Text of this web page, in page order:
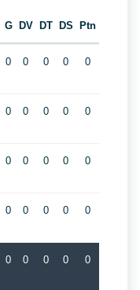
G DV DT DS Ptn
0 0 0 0 0
0 0 0 0 0
0 0 0 0 0
0 0 0 0 0
0 0 0 0 0